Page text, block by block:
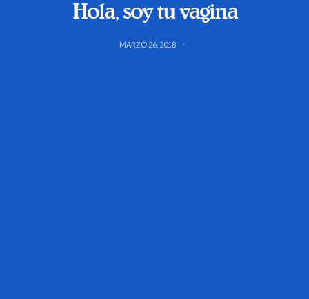
Hola, soy tu vagina
MARZO 26, 2018